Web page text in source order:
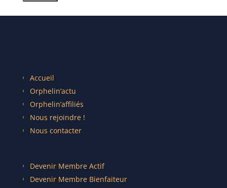
Accueil
Orphelin’actu
Orphelin’affiliés
Nous rejoindre !
Nous contacter
Devenir Membre Actif
Devenir Membre Bienfaiteur